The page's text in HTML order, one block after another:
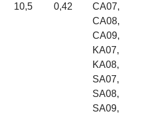
10,5 0,42
CA07,
CA08,
CA09,
KA07,
KA08,
SA07,
SA08,
SA09,